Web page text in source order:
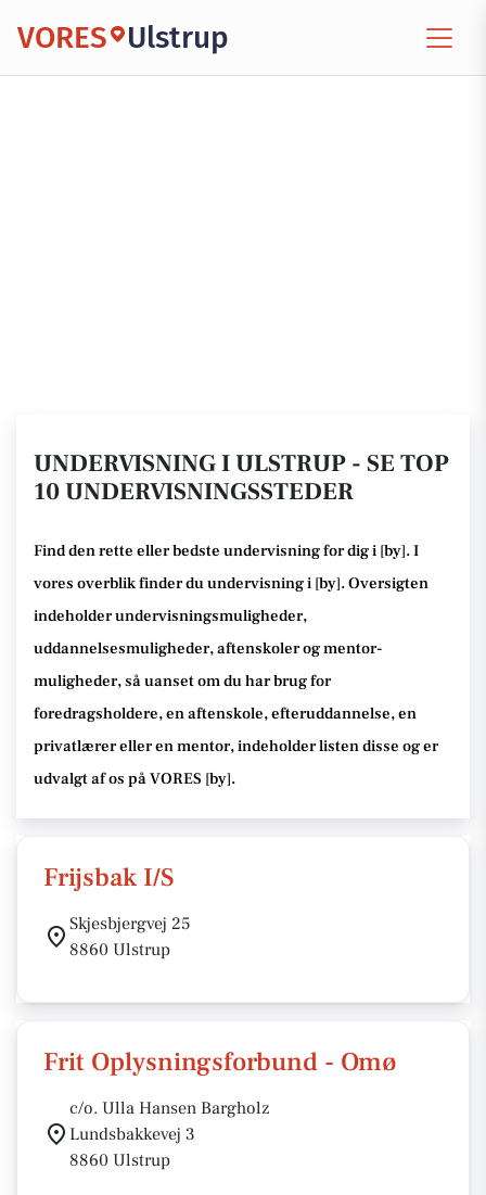
VORES Ulstrup
UNDERVISNING I ULSTRUP - SE TOP
10 UNDERVISNINGSSTEDER
Find den rette eller bedste undervisningfor dig i [by]. I
vores overblik finder du undervisning i [by].Oversigten
indeholder undervisningsmuligheder,
uddannelsesmuligheder, aftenskoler og mentor-
muligheder, så uanset om du har brug for
foredragsholdere, en aftenskole, efteruddannelse, en
privatlærer eller en mentor, indeholder listen disse og er
udvalgt af os på VORES [by].
Frijsbak I/S
Skjesbjergvej 25
8860 Ulstrup
Frit Oplysningsforbund - Omø
c/o. Ulla Hansen Bargholz
Lundsbakkevej 3
8860 Ulstrup